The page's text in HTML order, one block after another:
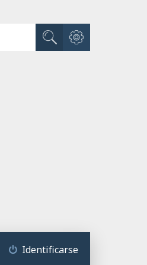
Buscar
Búsqueda avanzada
Identificarse